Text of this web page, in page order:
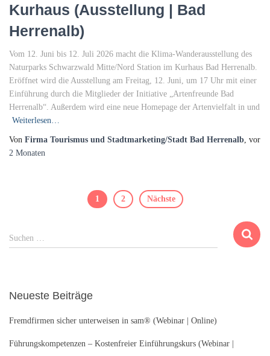
Kurhaus (Ausstellung | Bad
Herrenalb)
Vom 12. Juni bis 12. Juli 2026 macht die Klima-Wanderausstellung des
Naturparks Schwarzwald Mitte/Nord Station im Kurhaus Bad Herrenalb.
Eröffnet wird die Ausstellung am Freitag, 12. Juni, um 17 Uhr mit einer
Einführung durch die Mitglieder der Initiative „Artenfreunde Bad
Herrenalb“. Außerdem wird eine neue Homepage der Artenvielfalt in und
Weiterlesen…
Von Firma Tourismus und Stadtmarketing/Stadt Bad Herrenalb , vor
2 Monaten
Beitragsnavigation
1 2 Nächste
u
n
a
c
Suchen …
Neueste Beiträge
Fremdfirmen sicher unterweisen in sam® (Webinar | Online)
Führungskompetenzen – Kostenfreier Einführungskurs (Webinar |